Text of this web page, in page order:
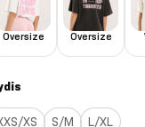
Oversize Oversize
XS S/M
L/XL